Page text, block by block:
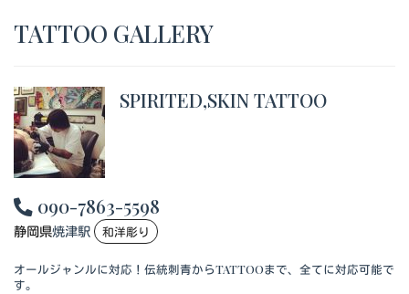
TATTOO GALLERY
SPIRITED,SKIN TATTOO
090-7863-5598
静岡県焼津駅 和洋彫り
オールジャンルに対応！伝統刺青からTATTOOまで、全てに対応可能で
す。